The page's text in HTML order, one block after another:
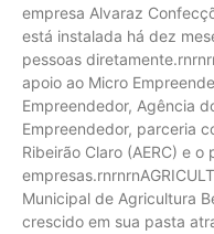
empresa Alvaraz
está instalada há dez
pessoas
apoio ao Micro
Empreendedor, Agência
Empreendedor, parceria
Ribeirão Claro (AERC) e
Municipal de Agricultura
crescido em sua pasta